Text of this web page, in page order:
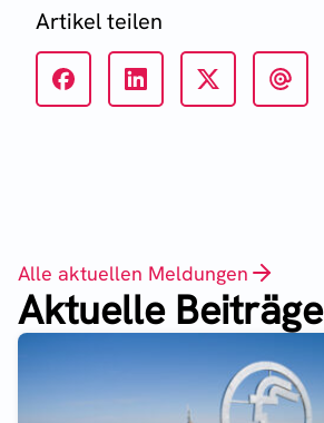
Artikel teilen
Alle aktuellen Meldungen
Aktuelle Beiträge